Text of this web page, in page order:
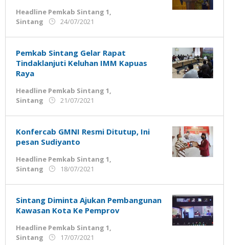
Headline Pemkab Sintang 1,
Sintang
24/07/2021
Ujung
Jemari
Pemkab Sintang Gelar Rapat
Tindaklanjuti Keluhan IMM Kapuas
Raya
Headline Pemkab Sintang 1,
Sintang
21/07/2021
Ujung
Jemari
Konfercab GMNI Resmi Ditutup, Ini
pesan Sudiyanto
Headline Pemkab Sintang 1,
Sintang
18/07/2021
Ujung
Jemari
Sintang Diminta Ajukan Pembangunan
Kawasan Kota Ke Pemprov
Headline Pemkab Sintang 1,
Sintang
17/07/2021